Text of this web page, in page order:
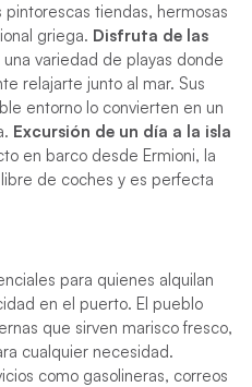
tiendas, hermosas
griega. Disfruta de las
variedad de playas donde
relajarte junto al mar. Sus
entorno lo convierten en un
Excursión de un día a la isla
en barco desde Ermioni, la
de coches y es perfecta
para quienes alquilan
en el puerto. El pueblo
que sirven marisco fresco,
cualquier necesidad.
como gasolineras, correos